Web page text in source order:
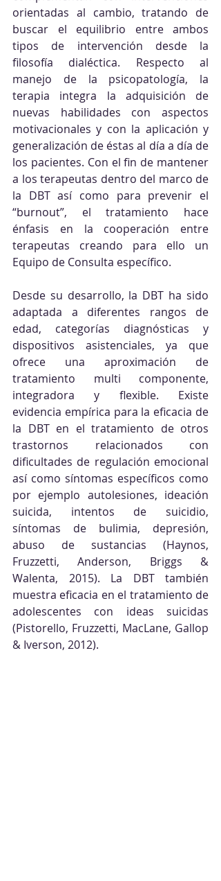
orientadas al cambio, tratando de
buscar el equilibrio entre ambos
tipos de intervención desde la
filosofía dialéctica. Respecto al
manejo de la psicopatología, la
terapia integra la adquisición de
nuevas habilidades con aspectos
motivacionales y con la aplicación y
generalización de éstas al día a día de
los pacientes. Con el fin de mantener
a los terapeutas dentro del marco de
la DBT así como para prevenir el
“burnout”, el tratamiento hace
énfasis en la cooperación entre
terapeutas creando para ello un
Equipo de Consulta específico.
Desde su desarrollo, la DBT ha sido
adaptada a diferentes rangos de
edad, categorías diagnósticas y
dispositivos asistenciales, ya que
ofrece una aproximación de
tratamiento multi componente,
integradora y flexible. Existe
evidencia empírica para la eficacia de
la DBT en el tratamiento de otros
trastornos relacionados con
dificultades de regulación emocional
así como síntomas específicos como
por ejemplo autolesiones, ideación
suicida, intentos de suicidio,
síntomas de bulimia, depresión,
abuso de sustancias (Haynos,
Fruzzetti, Anderson, Briggs &
Walenta, 2015). La DBT también
muestra eficacia en el tratamiento de
adolescentes con ideas suicidas
(Pistorello, Fruzzetti, MacLane, Gallop
& Iverson, 2012).